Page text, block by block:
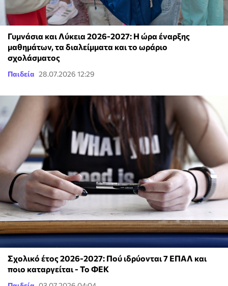
Γυμνάσια και Λύκεια 2026-2027: Η ώρα έναρξης
μαθημάτων, τα διαλείμματα και το ωράριο
σχολάσματος
Παιδεία 28.07.2026 12:29
Σχολικό έτος 2026-2027: Πού ιδρύονται 7 ΕΠΑΛ και
ποιο καταργείται - Το ΦΕΚ